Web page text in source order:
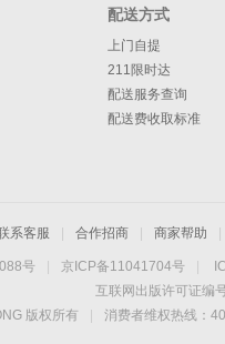
配送方式
上门自提
211限时达
配送服务查询
配送费收取标准
系客服 合作招商 商家帮助
号 京ICP备11041704号
互联网出版许可证编
版权所有 消费者维权热线：